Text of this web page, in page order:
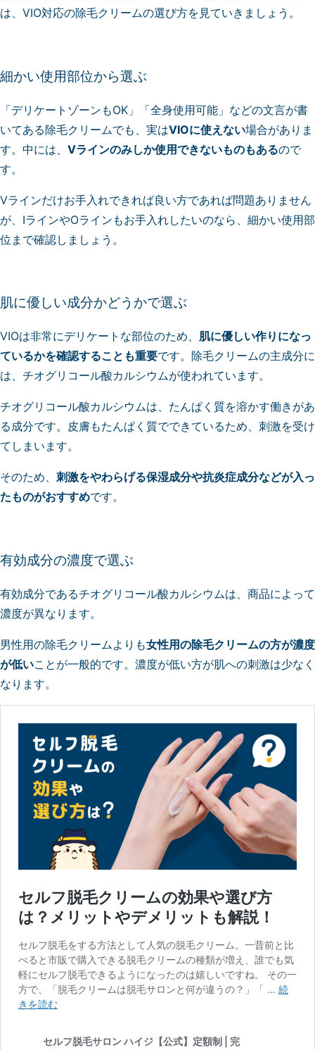
は、VIO対応の除毛クリームの選び方を見ていきましょう。
細かい使用部位から選ぶ
「デリケートゾーンもOK」「全身使用可能」などの文言が書
いてある除毛クリームでも、実はVIOに使えない場合がありま
す。中には、 Vラインのみしか使用できないものもあるので
す。
Vラインだけお手入れできれば良い方であれば問題ありません
が、IラインやOラインもお手入れしたいのなら、細かい使用部
位まで確認しましょう。
肌に優しい成分かどうかで選ぶ
VIOは非常にデリケートな部位のため、 肌に優しい作りになっ
ているかを確認することも重要です。除毛クリームの主成分に
は、チオグリコール酸カルシウムが使われています。
チオグリコール酸カルシウムは、たんぱく質を溶かす働きがあ
る成分です。皮膚もたんぱく質でできているため、刺激を受け
てしまいます。
そのため、 刺激をやわらげる保湿成分や抗炎症成分などが入っ
たものがおすすめです。
有効成分の濃度で選ぶ
有効成分であるチオグリコール酸カルシウムは、商品によって
濃度が異なります。
男性用の除毛クリームよりも女性用の除毛クリームの方が濃度
が低いことが一般的です。濃度が低い方が肌への刺激は少なく
なります。